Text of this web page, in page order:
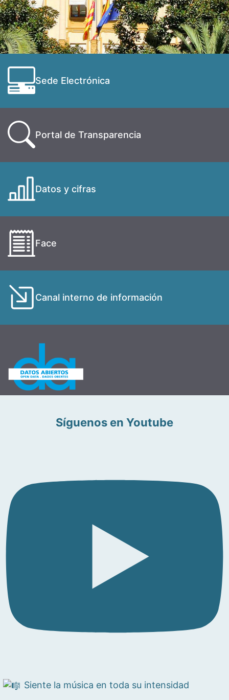
Sede Electrónica
Portal de Transparencia
Datos y cifras
Face
Canal interno de información
Síguenos en Youtube
Siente la música en toda su intensidad